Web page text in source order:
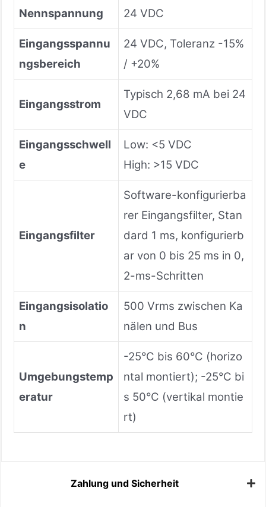
Nennspannung 24 VDC
Eingangsspannu
ngsbereich
24 VDC, Toleranz -15%
/ +20%
Eingangsstrom
Typisch 2,68 mA bei 24
VDC
Eingangsschwell
e
Low: <5 VDC
High: >15 VDC
Eingangsfilter
Software-konfigurierba
rer Eingangsfilter, Stan
dard 1 ms, konfigurierb
ar von 0 bis 25 ms in 0,
2-ms-Schritten
Eingangsisolatio
n
500 Vrms zwischen Ka
nälen und Bus
Umgebungstemp
eratur
-25°C bis 60°C (horizo
ntal montiert); -25°C bi
s 50°C (vertikal montie
rt)
Zahlung und Sicherheit